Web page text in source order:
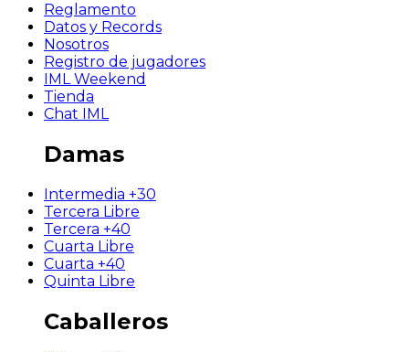
Reglamento
Datos y Records
Nosotros
Registro de jugadores
IML Weekend
Tienda
Chat IML
Damas
Intermedia +30
Tercera Libre
Tercera +40
Cuarta Libre
Cuarta +40
Quinta Libre
Caballeros